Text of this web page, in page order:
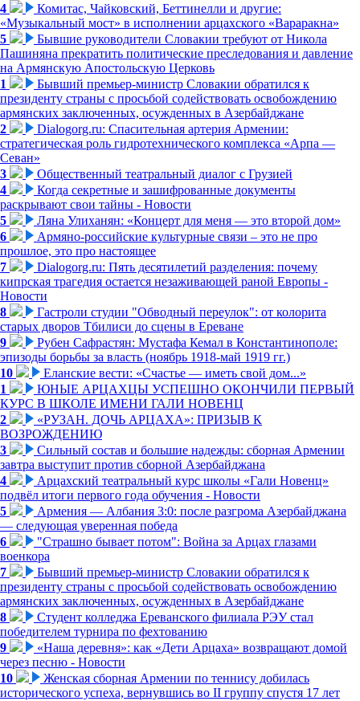
4
Комитас, Чайковский, Беттинелли и другие:
«Музыкальный мост» в исполнении арцахского «Вараракна»
5
Бывшие руководители Словакии требуют от Никола
Пашиняна прекратить политические преследования и давление
на Армянскую Апостольскую Церковь
1
Бывший премьер-министр Словакии обратился к
президенту страны с просьбой содействовать освобождению
армянских заключенных, осужденных в Азербайджане
2
Dialogorg.ru: Спасительная артерия Армении:
стратегическая роль гидротехнического комплекса «Арпа —
Севан»
3
Общественный театральный диалог с Грузией
4
Когда секретные и зашифрованные документы
раскрывают свои тайны - Новости
5
Ляна Улиханян: «Концерт для меня — это второй дом»
6
Армяно-российские культурные связи – это не про
прошлое, это про настоящее
7
Dialogorg.ru: Пять десятилетий разделения: почему
кипрская трагедия остается незаживающей раной Европы -
Новости
8
Гастроли студии "Обводный переулок": от колорита
старых дворов Тбилиси до сцены в Ереване
9
Рубен Сафрастян: Мустафа Кемал в Константинополе:
эпизоды борьбы за власть (ноябрь 1918-май 1919 гг.)
10
Еланские вести: «Счастье — иметь свой дом...»
1
ЮНЫЕ АРЦАХЦЫ УСПЕШНО ОКОНЧИЛИ ПЕРВЫЙ
КУРС В ШКОЛЕ ИМЕНИ ГАЛИ НОВЕНЦ
2
«РУЗАН. ДОЧЬ АРЦАХА»: ПРИЗЫВ К
ВОЗРОЖДЕНИЮ
3
Сильный состав и большие надежды: сборная Армении
завтра выступит против сборной Азербайджана
4
Арцахский театральный курс школы «Гали Новенц»
подвёл итоги первого года обучения - Новости
5
Армения — Албания 3:0: после разгрома Азербайджана
— следующая уверенная победа
6
"Страшно бывает потом": Война за Арцах глазами
военкора
7
Бывший премьер-министр Словакии обратился к
президенту страны с просьбой содействовать освобождению
армянских заключенных, осужденных в Азербайджане
8
Студент колледжа Ереванского филиала РЭУ стал
победителем турнира по фехтованию
9
«Наша деревня»: как «Дети Арцаха» возвращают домой
через песню - Новости
10
Женская сборная Армении по теннису добилась
исторического успеха, вернувшись во II группу спустя 17 лет